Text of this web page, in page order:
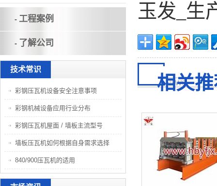
玉发_生
相关
- 工程案例
- 了解公司
技术常识
彩钢压瓦机设备安全注意事项
彩钢机械设备应用行业分布
彩钢压瓦机屋面 / 墙板主流型号
墙板压瓦机如何根据自身需求选择
840/900压瓦机的适用